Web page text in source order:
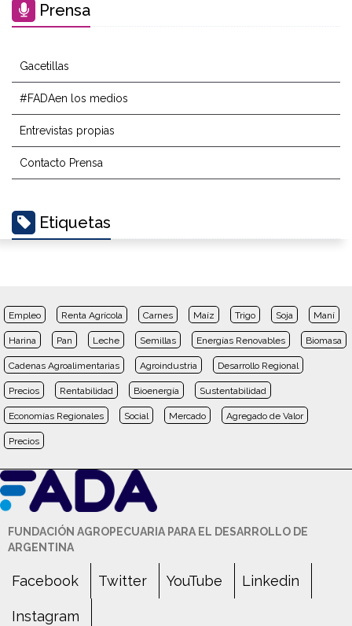
Prensa
Gacetillas
#FADAen los medios
Entrevistas propias
Contacto Prensa
Etiquetas
Empleo Renta Agrícola Carnes Maíz Trigo Soja Maní
Harina Pan Leche Semillas Energías Renovables Biomasa
Cadenas Agroalimentarias Agroindustria Desarrollo Regional
Precios Rentabilidad Bioenergía Sustentabilidad
Economías Regionales Social Mercado Agregado de Valor
Precios
FUNDACIÓN AGROPECUARIA PARA EL DESARROLLO DE
ARGENTINA
Facebook Twitter YouTube Linkedin
Instagram